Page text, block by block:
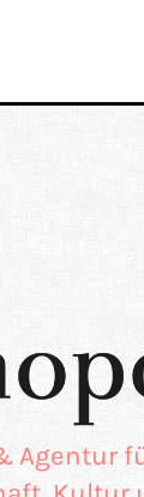
Agentur